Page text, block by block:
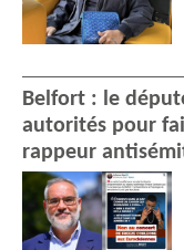
Belfort : le
autorités pour
rappeur